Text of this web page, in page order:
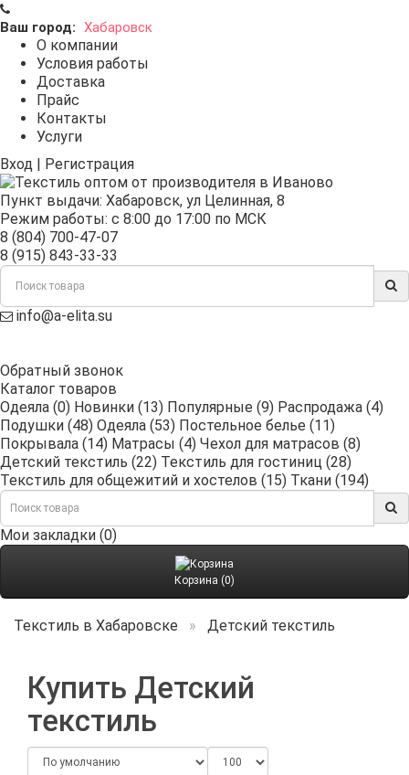
Ваш город: Хабаровск
О компании
Условия работы
Доставка
Прайс
Контакты
Услуги
Вход | Регистрация
Пункт выдачи: Хабаровск, ул Целинная, 8
Режим работы: с 8:00 до 17:00 по МСК
8 (804) 700-47-07
8 (915) 843-33-33
info@a-elita.su
Обратный звонок
Каталог товаров
Одеяла (0) Новинки (13) Популярные (9) Распродажа (4)
Подушки (48) Одеяла (53) Постельное белье (11)
Покрывала (14) Матрасы (4) Чехол для матрасов (8)
Детский текстиль (22) Текстиль для гостиниц (28)
Текстиль для общежитий и хостелов (15) Ткани (194)
Мои закладки (0)
Корзина (0)
Текстиль в Хабаровске Детский текстиль
Купить Детский
текстиль